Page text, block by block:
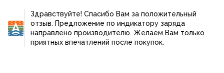
единственное, на мой взгляд, ему не помешал бы
индикатор заряда, а так, вещь просто
бомбическая!!!
Здравствуйте! Спасибо Вам за положительный
отзыв. Предложение по индикатору заряда
направлено производителю. Желаем Вам только
приятных впечатлений после покупок.